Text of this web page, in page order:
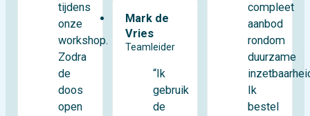
tijdens
onze
workshop.
Zodra
de
doos
open
Mark de
Vries
Teamleider
“Ik
gebruik
de
compleet
aanbod
rondom
duurzame
Ik
bestel